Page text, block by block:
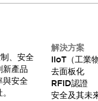
、安全
新產品
與安全
解決方案
IIoT（工業
去面板化
RFID認證
安全及其未